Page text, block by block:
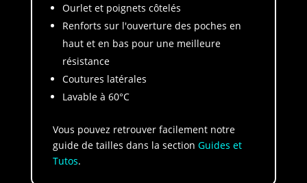
Ourlet et poignets côtelés
Renforts sur l'ouverture des poches en
haut et en bas pour une meilleure
résistance
Coutures latérales
Lavable à 60°C
Vous pouvez retrouver facilement notre
guide de tailles dans la section Guides et
Tutos.